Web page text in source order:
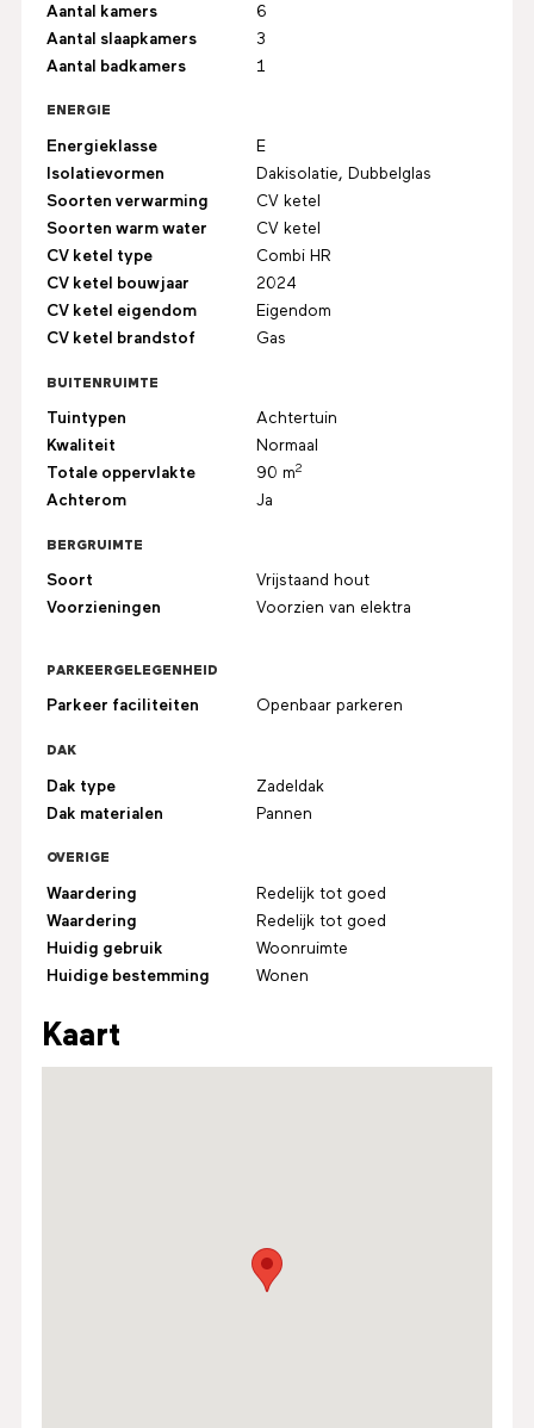
Aantal kamers
6
Aantal slaapkamers
3
Aantal badkamers
1
ENERGIE
Energieklasse
E
Isolatievormen
Dakisolatie, Dubbelglas
Soorten verwarming
CV ketel
Soorten warm water
CV ketel
CV ketel type
Combi HR
CV ketel bouwjaar
2024
CV ketel eigendom
Eigendom
CV ketel brandstof
Gas
BUITENRUIMTE
Tuintypen
Achtertuin
Kwaliteit
Normaal
Totale oppervlakte
90 m2
Achterom Ja
BERGRUIMTE
Soort
Vrijstaand hout
Voorzieningen
Voorzien van elektra
PARKEERGELEGENHEID
Parkeer faciliteiten Openbaar parkeren
DAK
Dak type
Zadeldak
Dak materialen
Pannen
OVERIGE
Waardering
Redelijk tot goed
Waardering
Redelijk tot goed
Huidig gebruik
Woonruimte
Huidige bestemming
Wonen
Kaart